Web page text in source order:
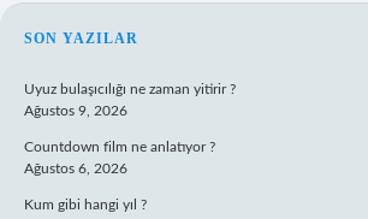
SIDEBAR
SON YAZILAR
Uyuz bulaşıcılığı ne zaman yitirir ?
Ağustos 9, 2026
Countdown film ne anlatıyor ?
Ağustos 6, 2026
Kum gibi hangi yıl ?